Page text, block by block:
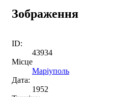
Зображення
ID:
43934
Місце
Маріуполь
Дата:
1952